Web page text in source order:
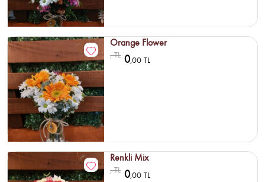
Orange Flower
, TL 0,00 TL
Renkli Mix
, TL 0,00 TL